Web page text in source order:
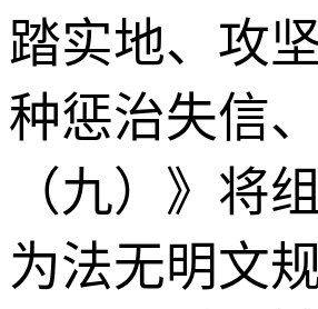
踏实地、攻
种惩治失信
（九）》将
为法无明文